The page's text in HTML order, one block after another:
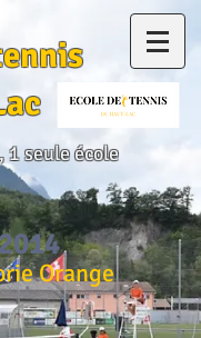
1 seule école
Orange